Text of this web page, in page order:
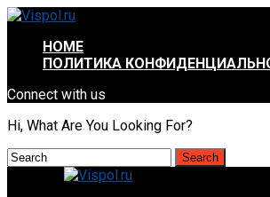
HOME
ПОЛИТИКА
Connect with us
Hi, What Are You Looking For?